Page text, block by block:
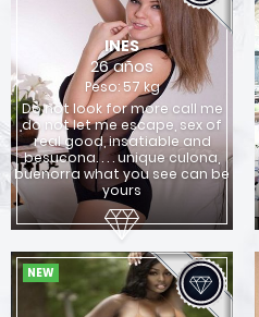
INES
26 años
Peso: 57 kg
Do not look for more call me
do not let me escape, sex of
real good, insatiable and
besucona. . . . unique culona,
buenorra what you see can be
yours
NEW